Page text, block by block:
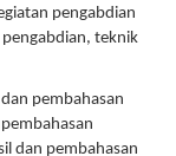
pengabdian
teknik
pembahasan
dan pembahasan